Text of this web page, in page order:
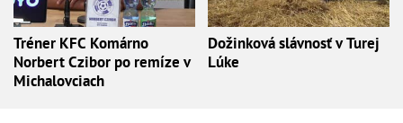
Tréner KFC Komárno
Norbert Czibor po remíze v
Michalovciach
Dožinková slávnosť v Turej
Lúke